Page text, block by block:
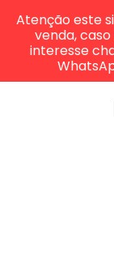
Atenção este
venda,
interesse